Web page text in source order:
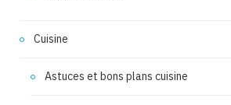
Cuisine
Astuces et bons plans cuisine